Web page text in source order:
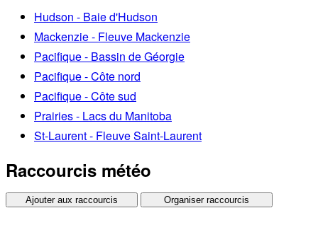
Hudson - Baie d'Hudson
Mackenzie - Fleuve Mackenzie
Pacifique - Bassin de Géorgie
Pacifique - Côte nord
Pacifique - Côte sud
Prairies - Lacs du Manitoba
St-Laurent - Fleuve Saint-Laurent
Raccourcis météo
Ajouter aux raccourcis Organiser raccourcis